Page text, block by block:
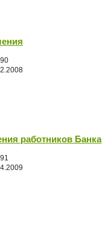
работников Банка